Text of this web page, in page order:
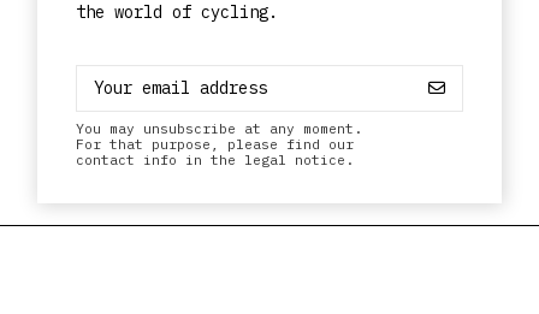
the world of cycling.
You may unsubscribe at any moment.
For that purpose, please find our
contact info in the legal notice.